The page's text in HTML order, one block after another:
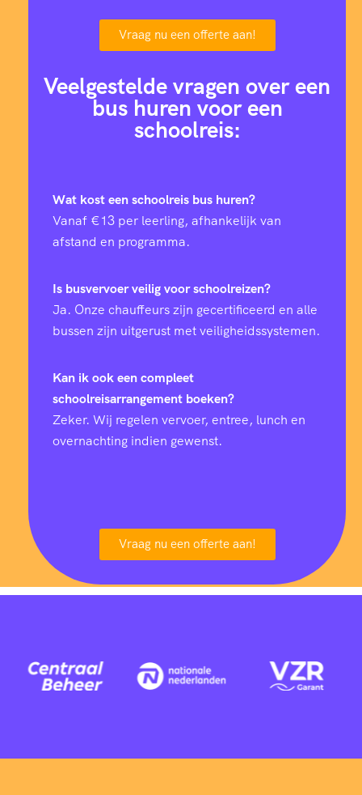
Vraag nu een offerte aan!
Veelgestelde vragen over een
bus huren voor een
schoolreis:
Wat kost een schoolreis bus huren?
Vanaf €13 per leerling, afhankelijk van
afstand en programma.
Is busvervoer veilig voor schoolreizen?
Ja. Onze chauffeurs zijn gecertificeerd en alle
bussen zijn uitgerust met veiligheidssystemen.
Kan ik ook een compleet
schoolreisarrangement boeken?
Zeker. Wij regelen vervoer, entree, lunch en
overnachting indien gewenst.
Vraag nu een offerte aan!